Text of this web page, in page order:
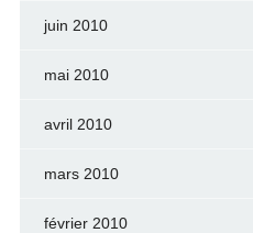
juin 2010
mai 2010
avril 2010
mars 2010
février 2010